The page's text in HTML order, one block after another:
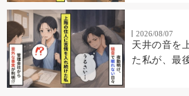
2026/08/07
天井の音を
た私が、最